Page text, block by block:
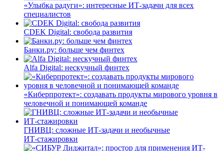
«Улыбка радуги»: интересные ИТ-задачи для всех
специалистов
CDEK Digital: свобода развития
Банки.ру: больше чем финтех
Alfa Digital: нескучный финтех
«Киберпротект»: создавать продукты мирового уровня в
человечной и понимающей команде
ГНИВЦ: сложные ИТ‑задачи и необычные
ИТ‑стажировки